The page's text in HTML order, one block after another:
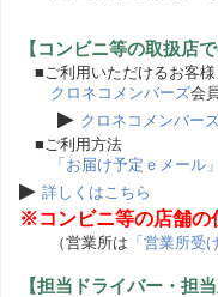
【コンビニ等の取扱店
■ご利用いただけるお客様
クロネコメンバーズ会
▶ クロネコメンバー
■ご利用方法
「お届け予定ｅメール」
▶ 詳しくはこちら
※コンビニ等の店舗の
（営業所は 「営業所受
【担当ドライバー・担